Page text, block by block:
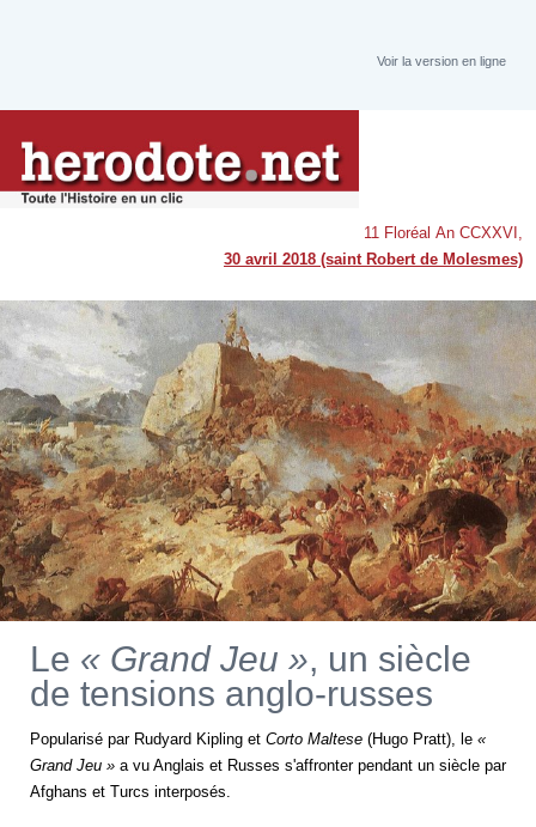
Voir la version en ligne
11 Floréal An CCXXVI,
30 avril 2018 (saint Robert de Molesmes)
Le « Grand Jeu », un siècle
de tensions anglo-russes
Popularisé par Rudyard Kipling et Corto Maltese (Hugo Pratt), le «
Grand Jeu » a vu Anglais et Russes s'affronter pendant un siècle par
Afghans et Turcs interposés.